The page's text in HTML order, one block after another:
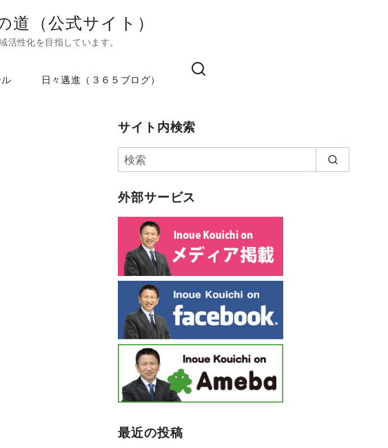
（公式サイト）
性化を目指しています。
日々邁進（３６５ブログ）
サイト内検索
外部サービス
最近の投稿